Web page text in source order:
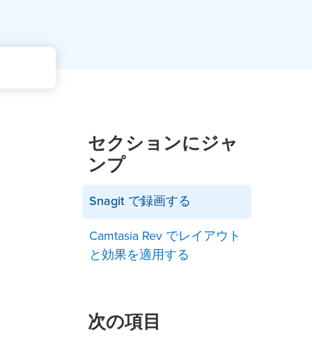
セクションにジャ
ンプ
Snagit で録画する
Camtasia Rev でレイアウト
と効果を適用する
次の項目